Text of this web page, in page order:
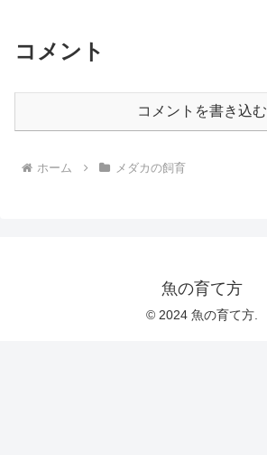
コメント
コメントを書き込む
ホーム メダカの飼育
魚の育て方
© 2024 魚の育て方.